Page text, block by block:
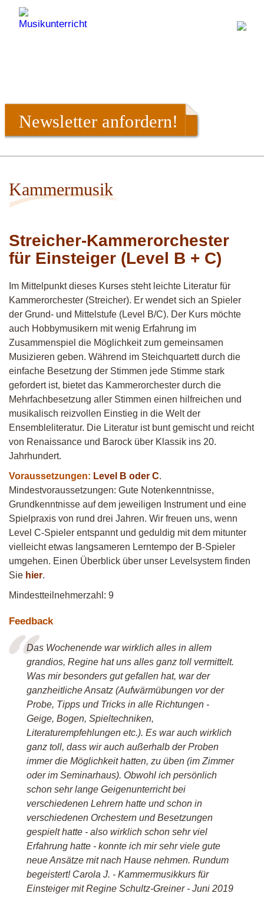
Newsletter anfordern!
Kammermusik
Streicher-Kammerorchester
für Einsteiger (Level B + C)
Im Mittelpunkt dieses Kurses steht leichte Literatur für
Kammerorchester (Streicher). Er wendet sich an Spieler
der Grund- und Mittelstufe (Level B/C). Der Kurs möchte
auch Hobbymusikern mit wenig Erfahrung im
Zusammenspiel die Möglichkeit zum gemeinsamen
Musizieren geben. Während im Steichquartett durch die
einfache Besetzung der Stimmen jede Stimme stark
gefordert ist, bietet das Kammerorchester durch die
Mehrfachbesetzung aller Stimmen einen hilfreichen und
musikalisch reizvollen Einstieg in die Welt der
Ensembleliteratur. Die Literatur ist bunt gemischt und reicht
von Renaissance und Barock über Klassik ins 20.
Jahrhundert.
Voraussetzungen: Level B oder C.
Mindestvoraussetzungen: Gute Notenkenntnisse,
Grundkenntnisse auf dem jeweiligen Instrument und eine
Spielpraxis von rund drei Jahren. Wir freuen uns, wenn
Level C-Spieler entspannt und geduldig mit dem mitunter
vielleicht etwas langsameren Lerntempo der B-Spieler
umgehen. Einen Überblick über unser Levelsystem finden
Sie hier.
Mindestteilnehmerzahl: 9
Feedback
Das Wochenende war wirklich alles in allem
grandios, Regine hat uns alles ganz toll vermittelt.
Was mir besonders gut gefallen hat, war der
ganzheitliche Ansatz (Aufwärmübungen vor der
Probe, Tipps und Tricks in alle Richtungen -
Geige, Bogen, Spieltechniken,
Literaturempfehlungen etc.). Es war auch wirklich
ganz toll, dass wir auch außerhalb der Proben
immer die Möglichkeit hatten, zu üben (im Zimmer
oder im Seminarhaus). Obwohl ich persönlich
schon sehr lange Geigenunterricht bei
verschiedenen Lehrern hatte und schon in
verschiedenen Orchestern und Besetzungen
gespielt hatte - also wirklich schon sehr viel
Erfahrung hatte - konnte ich mir sehr viele gute
neue Ansätze mit nach Hause nehmen. Rundum
begeistert! Carola J. - Kammermusikkurs für
Einsteiger mit Regine Schultz-Greiner - Juni 2019